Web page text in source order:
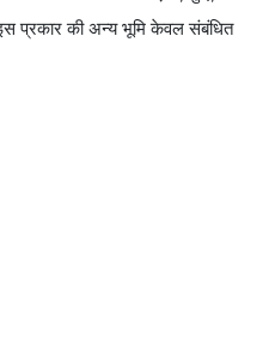
प्रकार की अन्य भूमि केवल संबंधित